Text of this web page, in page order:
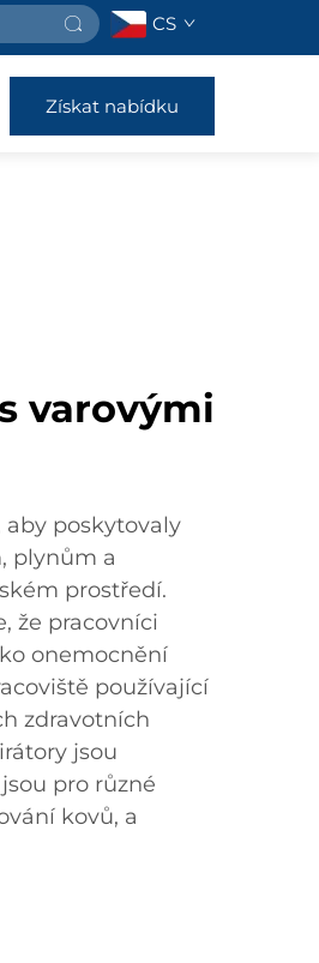
CS
Získat nabídku
varovými
aby poskytovaly
plynům a
prostředí.
že pracovníci
onemocnění
používající
zdravotních
jsou
pro různé
kovů, a